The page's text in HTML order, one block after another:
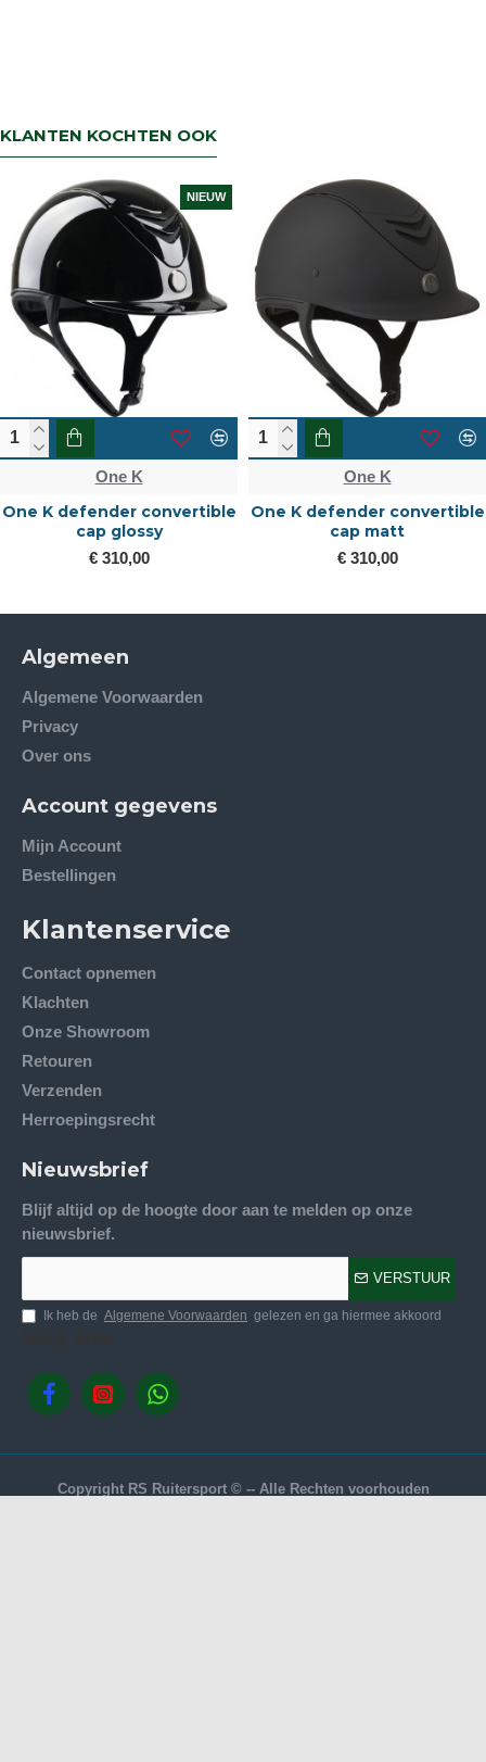
KLANTEN KOCHTEN OOK
NIEUW
One K
One K defender convertible
cap glossy
€ 310,00
One K
One K defender convertible
cap matt
€ 310,00
Algemeen
Algemene Voorwaarden
Privacy
Over ons
Account gegevens
Mijn Account
Bestellingen
Klantenservice
Contact opnemen
Klachten
Onze Showroom
Retouren
Verzenden
Herroepingsrecht
Nieuwsbrief
Blijf altijd op de hoogte door aan te melden op onze
nieuwsbrief.
VERSTUUR
Ik heb de Algemene Voorwaarden gelezen en ga hiermee akkoord
Copyright RS Ruitersport © -- Alle Rechten voorhouden